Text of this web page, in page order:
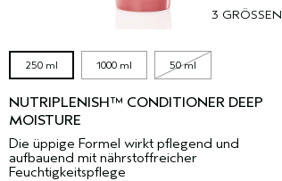
3 GRÖSSEN
250 ml 1000 ml 50 ml
NUTRIPLENISH™ CONDITIONER DEEP
MOISTURE
Die üppige Formel wirkt pflegend und
aufbauend mit nährstoffreicher
Feuchtigkeitspflege